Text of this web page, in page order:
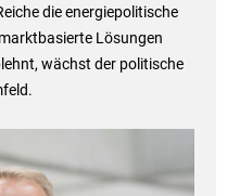
die energiepolitische
Lösungen
wächst der politische